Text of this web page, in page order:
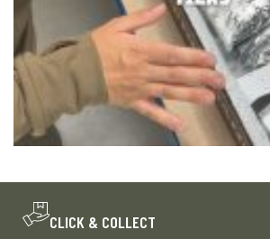
CLICK & COLLECT